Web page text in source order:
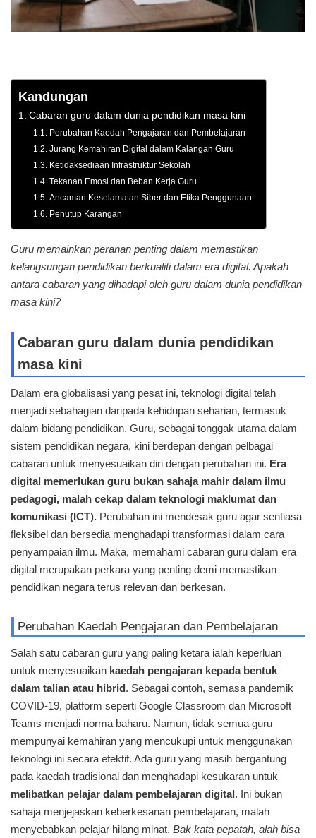
Kandungan
Cabaran guru dalam dunia pendidikan masa kini
Perubahan Kaedah Pengajaran dan Pembelajaran
Jurang Kemahiran Digital dalam Kalangan Guru
Ketidaksediaan Infrastruktur Sekolah
Tekanan Emosi dan Beban Kerja Guru
Ancaman Keselamatan Siber dan Etika Penggunaan
Penutup Karangan
Guru memainkan peranan penting dalam memastikan
kelangsungan pendidikan berkualiti dalam era digital. Apakah
antara cabaran yang dihadapi oleh guru dalam dunia pendidikan
masa kini?
Cabaran guru dalam dunia pendidikan
masa kini
Dalam era globalisasi yang pesat ini, teknologi digital telah
menjadi sebahagian daripada kehidupan seharian, termasuk
dalam bidang pendidikan. Guru, sebagai tonggak utama dalam
sistem pendidikan negara, kini berdepan dengan pelbagai
cabaran untuk menyesuaikan diri dengan perubahan ini. Era
digital memerlukan guru bukan sahaja mahir dalam ilmu
pedagogi, malah cekap dalam teknologi maklumat dan
komunikasi (ICT). Perubahan ini mendesak guru agar sentiasa
fleksibel dan bersedia menghadapi transformasi dalam cara
penyampaian ilmu. Maka, memahami cabaran guru dalam era
digital merupakan perkara yang penting demi memastikan
pendidikan negara terus relevan dan berkesan.
Perubahan Kaedah Pengajaran dan Pembelajaran
Salah satu cabaran guru yang paling ketara ialah keperluan
untuk menyesuaikan kaedah pengajaran kepada bentuk
dalam talian atau hibrid. Sebagai contoh, semasa pandemik
COVID-19, platform seperti Google Classroom dan Microsoft
Teams menjadi norma baharu. Namun, tidak semua guru
mempunyai kemahiran yang mencukupi untuk menggunakan
teknologi ini secara efektif. Ada guru yang masih bergantung
pada kaedah tradisional dan menghadapi kesukaran untuk
melibatkan pelajar dalam pembelajaran digital. Ini bukan
sahaja menjejaskan keberkesanan pembelajaran, malah
menyebabkan pelajar hilang minat. Bak kata pepatah, alah bisa